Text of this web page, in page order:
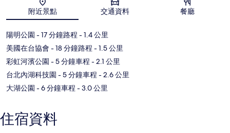
地圖
附近景點 交通資料 餐廳
陽明公園 - 17 分鐘路程 - 1.4 公里
美國在台協會 - 18 分鐘路程 - 1.5 公里
彩虹河濱公園 - 5 分鐘車程 - 2.1 公里
台北內湖科技園 - 5 分鐘車程 - 2.6 公里
大湖公園 - 6 分鐘車程 - 3.0 公里
住宿資料